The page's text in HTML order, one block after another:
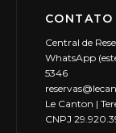
Central de
WhatsApp
5346
Le Canton |
CNPJ